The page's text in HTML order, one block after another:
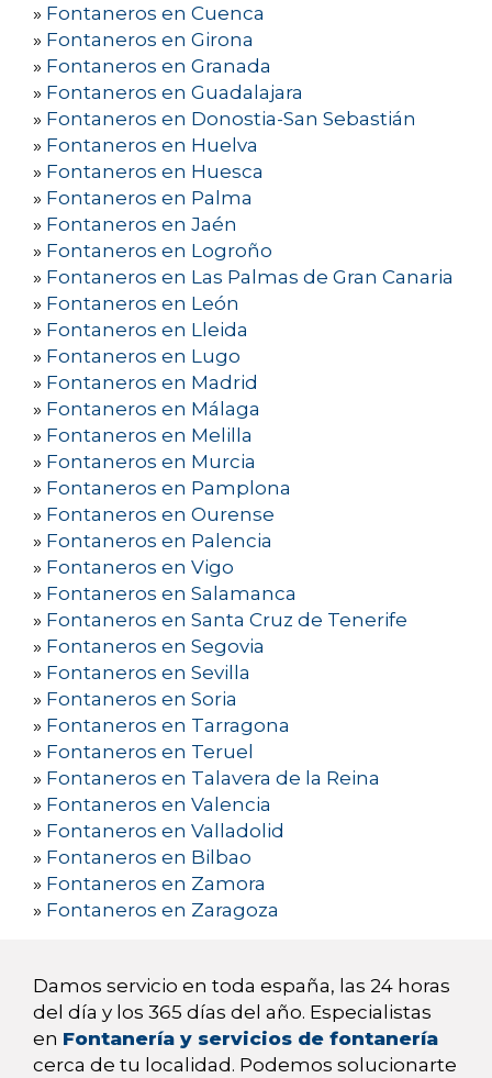
» Fontaneros en Cuenca
» Fontaneros en Girona
» Fontaneros en Granada
» Fontaneros en Guadalajara
» Fontaneros en Donostia-San Sebastián
» Fontaneros en Huelva
» Fontaneros en Huesca
» Fontaneros en Palma
» Fontaneros en Jaén
» Fontaneros en Logroño
» Fontaneros en Las Palmas de Gran Canaria
» Fontaneros en León
» Fontaneros en Lleida
» Fontaneros en Lugo
» Fontaneros en Madrid
» Fontaneros en Málaga
» Fontaneros en Melilla
» Fontaneros en Murcia
» Fontaneros en Pamplona
» Fontaneros en Ourense
» Fontaneros en Palencia
» Fontaneros en Vigo
» Fontaneros en Salamanca
» Fontaneros en Santa Cruz de Tenerife
» Fontaneros en Segovia
» Fontaneros en Sevilla
» Fontaneros en Soria
» Fontaneros en Tarragona
» Fontaneros en Teruel
» Fontaneros en Talavera de la Reina
» Fontaneros en Valencia
» Fontaneros en Valladolid
» Fontaneros en Bilbao
» Fontaneros en Zamora
» Fontaneros en Zaragoza
Damos servicio en toda españa, las 24 horas
del día y los 365 días del año. Especialistas
en Fontanería y servicios de fontanería
cerca de tu localidad. Podemos solucionarte